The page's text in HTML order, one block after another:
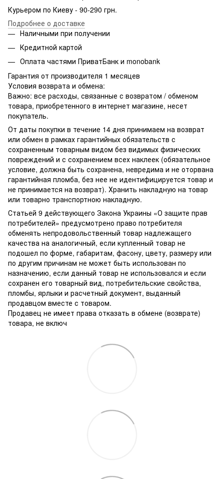
Курьером по Киеву - 90-290 грн.
Подробнее о доставке
Наличными при получении
Кредитной картой
Оплата частями ПриватБанк и monobank
Гарантия от производителя 1 месяцев
Условия возврата и обмена:
Важно: все расходы, связанные с возвратом / обменом
товара, приобретенного в интернет магазине, несет
покупатель.
От даты покупки в течение 14 дня принимаем на возврат
или обмен в рамках гарантийных обязательств с
сохраненным товарным видом без видимых физических
повреждений и с сохранением всех наклеек (обязательное
условие, должна быть сохранена, невредима и не оторвана
гарантийная пломба, без нее не идентифицируется товар и
не принимается на возврат). Хранить накладную на товар
или товарно транспортною накладную.
Статьей 9 действующего Закона Украины «О защите прав
потребителей» предусмотрено право потребителя
обменять непродовольственный товар надлежащего
качества на аналогичный, если купленный товар не
подошел по форме, габаритам, фасону, цвету, размеру или
по другим причинам не может быть использован по
назначению, если данный товар не использовался и если
сохранен его товарный вид, потребительские свойства,
пломбы, ярлыки и расчетный документ, выданный
продавцом вместе с товаром.
Продавец не имеет права отказать в обмене (возврате)
товара, не включ